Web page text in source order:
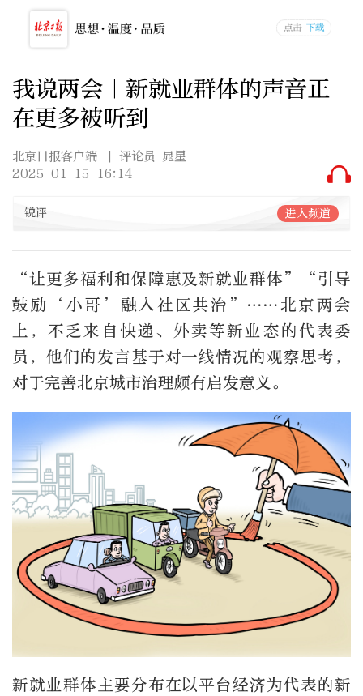
我说两会｜新就业群体的声音正
在更多被听到
北京日报客户端
| 评论员 晁星
2025-01-15 16:14
锐评 进入频道
“让更多福利和保障惠及新就业群体”“引导
鼓励‘小哥’融入社区共治”……北京两会
上，不乏来自快递、外卖等新业态的代表委
员，他们的发言基于对一线情况的观察思考，
对于完善北京城市治理颇有启发意义。
新就业群体主要分布在以平台经济为代表的新